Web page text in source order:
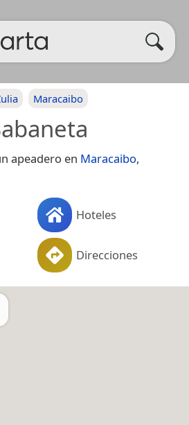
Maracaibo
apeadero en Maracaibo,
Hoteles
Direcciones